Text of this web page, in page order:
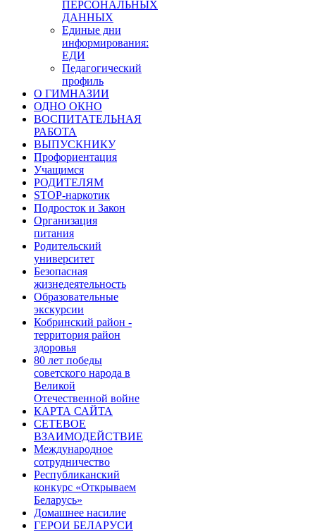
ПЕРСОНАЛЬНЫХ
ДАННЫХ
Единые дни
информирования:
ЕДИ
Педагогический
профиль
О ГИМНАЗИИ
ОДНО ОКНО
ВОСПИТАТЕЛЬНАЯ
РАБОТА
ВЫПУСКНИКУ
Профориентация
Учащимся
РОДИТЕЛЯМ
STOP-наркотик
Подросток и Закон
Организация
питания
Родительский
университет
Безопасная
жизнедеятельность
Образовательные
экскурсии
Кобринский район -
территория район
здоровья
80 лет победы
советского народа в
Великой
Отечественной войне
КАРТА САЙТА
СЕТЕВОЕ
ВЗАИМОДЕЙСТВИЕ
Международное
сотрудничество
Республиканский
конкурс «Открываем
Беларусь»
Домашнее насилие
ГЕРОИ БЕЛАРУСИ